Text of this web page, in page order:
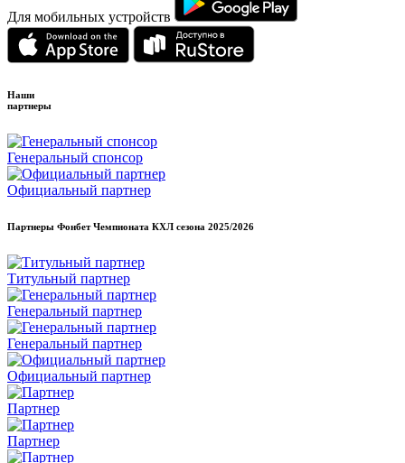
Для мобильных устройств
Наши
партнеры
Генеральный спонсор
Официальный партнер
Партнеры Фонбет Чемпионата КХЛ сезона 2025/2026
Титульный партнер
Генеральный партнер
Генеральный партнер
Официальный партнер
Партнер
Партнер